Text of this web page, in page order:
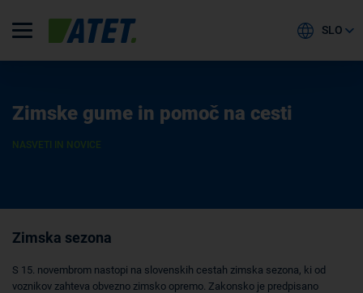
SLO
Zimske gume in pomoč na cesti
Zimska sezona
S 15. novembrom nastopi na slovenskih cestah zimska sezona, ki od
voznikov zahteva obvezno zimsko opremo. Zakonsko je predpisano